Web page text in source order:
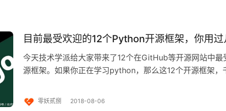
的文件设置统一入口:
目前最受欢迎的12个Python开源框架，你用过
今天技术学派给大家带来了12个在GitHub等开源网站中
源框架。如果你正在学习python，那么这12个开源框架，
零妖贰捌 2018-08-06